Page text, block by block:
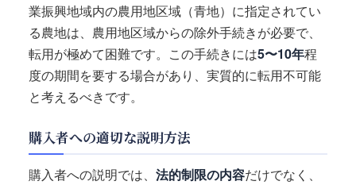
業振興地域内の農用地区域（青地）に指定されてい
る農地は、農用地区域からの除外手続きが必要で、
転用が極めて困難です。この手続きには5〜10年程
度の期間を要する場合があり、実質的に転用不可能
と考えるべきです。
購入者への適切な説明方法
購入者への説明では、 法的制限の内容だけでなく、